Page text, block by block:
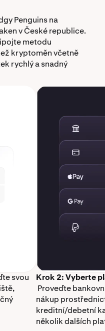
Penguins na
v České republice.
metodu
kryptoměn včetně
rychlý a snadný
svou
Krok 2: Vyberte
Proveďte
nákup
kreditní/debetní
několik dalších